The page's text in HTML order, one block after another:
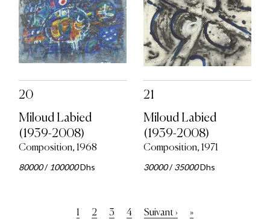
20
Miloud Labied
(1939-2008)
Composition, 1968
80000/ 100000Dhs
21
Miloud Labied
(1939-2008)
Composition, 1971
30000/35000Dhs
Page
1 Page
2 Page
3 Page
4
Page
Suivant ›
Dernière
»